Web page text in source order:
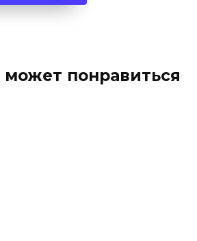
понравиться